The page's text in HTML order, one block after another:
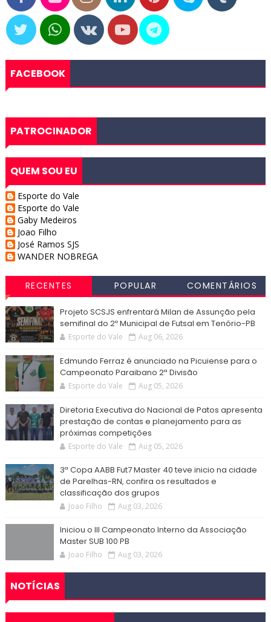
FACEBOOK
PATROCINADOR
QUEM SOU EU
Esporte do Vale
Esporte do Vale
Gaby Medeiros
Joao Filho
José Ramos SJS
WANDER NOBREGA
RECENTES POPULAR COMENTÁRIOS
Projeto SCSJS enfrentará Milan de Assunção pela
semifinal do 2º Municipal de Futsal em Tenório-PB
Esporte do Vale Aug 06, 2026
Edmundo Ferraz é anunciado na Picuiense para o
Campeonato Paraibano 2ª Divisão
Esporte do Vale Aug 05, 2026
Diretoria Executiva do Nacional de Patos apresenta
prestação de contas e planejamento para as
próximas competições
Esporte do Vale Aug 05, 2026
3ª Copa AABB Fut7 Master 40 teve inicio na cidade
de Parelhas-RN, confira os resultados e
classificação dos grupos
Joao Filho Aug 03, 2026
Iniciou o III Campeonato Interno da Associação
Master SUB 100 PB
Joao Filho Aug 03, 2026
NOTÍCIAS